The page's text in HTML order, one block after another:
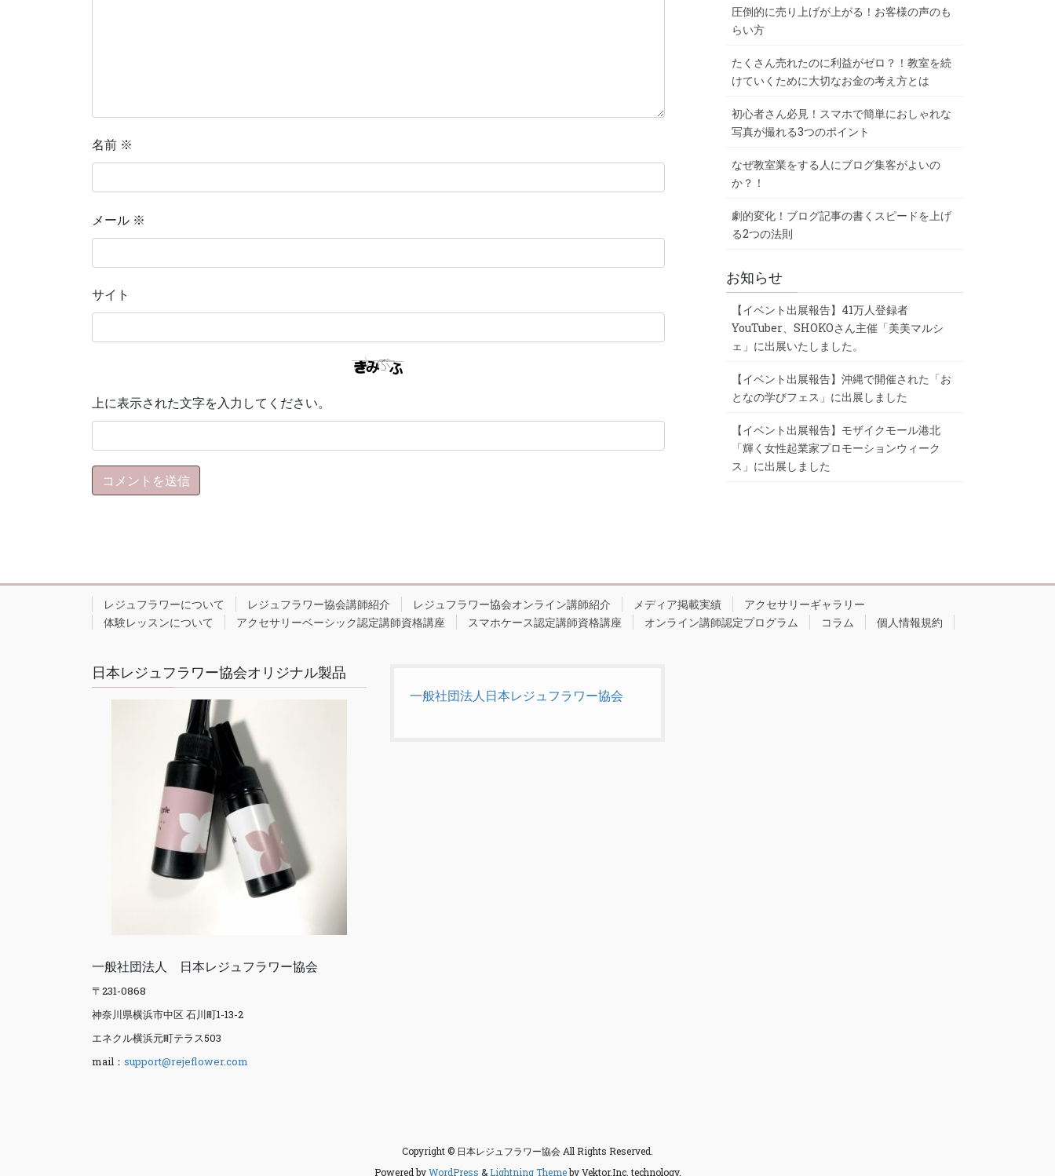
名前 ※
メール ※
サイト
上に表示された文字を入力してください。
圧倒的に売り上げが上がる！お客様の声のも
らい方
たくさん売れたのに利益がゼロ？！教室を続
けていくために大切なお金の考え方とは
初心者さん必見！スマホで簡単におしゃれな
写真が撮れる3つのポイント
なぜ教室業をする人にブログ集客がよいの
か？！
劇的変化！ブログ記事の書くスピードを上げ
る2つの法則
お知らせ
【イベント出展報告】41万人登録者
YouTuber、SHOKOさん主催「美美マルシ
ェ」に出展いたしました。
【イベント出展報告】沖縄で開催された「お
となの学びフェス」に出展しました
【イベント出展報告】モザイクモール港北
「輝く女性起業家プロモーションウィーク
ス」に出展しました
レジュフラワーについて レジュフラワー協会講師紹介 レジュフラワー協会オンライン講師紹介 メディア掲載実績
アクセサリーギャラリー
体験レッスンについて
アクセサリーベーシック認定講師資格講座 スマホケース認定講師資格講座 オンライン講師認定プログラム コラム 個人情報規約
日本レジュフラワー協会オリジナル製品
一般社団法人 日本レジュフラワー協会
〒231-0868
神奈川県横浜市中区 石川町1-13-2
エネクル横浜元町テラス503
mail： support@rejeflower.com
一般社団法人日本レジュフラワー協会
Copyright © 日本レジュフラワー協会 All Rights Reserved.
Powered byWordPress &Lightning Themeby Vektor,Inc. technology.